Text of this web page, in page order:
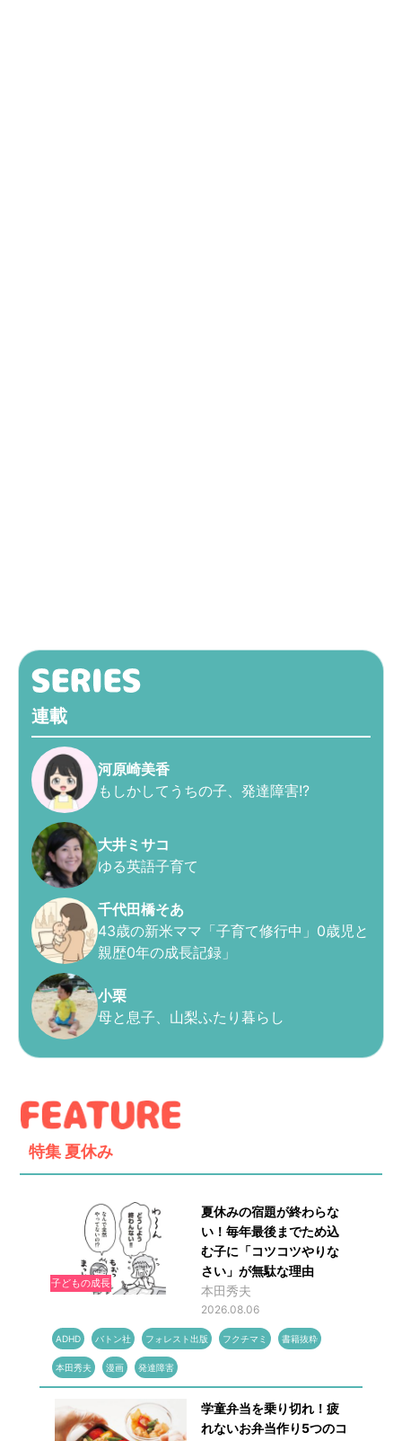
連載
河原崎美香
もしかしてうちの子、発達障害!?
大井ミサコ
ゆる英語子育て
千代田橋そあ
43歳の新米ママ「子育て修行中」0歳児と
親歴0年の成長記録」
小栗
母と息子、山梨ふたり暮らし
特集 夏休み
子どもの成長
夏休みの宿題が終わらな
い！毎年最後までため込
む子に「コツコツやりな
さい」が無駄な理由
本田秀夫
2026.08.06
ADHD バトン社 フォレスト出版 フクチマミ 書籍抜粋
本田秀夫 漫画 発達障害
学童弁当を乗り切れ！疲
れないお弁当作り5つのコ